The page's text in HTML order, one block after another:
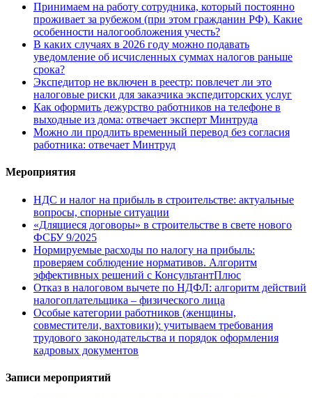
Принимаем на работу сотрудника, который постоянно
проживает за рубежом (при этом гражданин РФ). Какие
особенности налогообложения учесть?
В каких случаях в 2026 году можно подавать
уведомление об исчисленных суммах налогов раньше
срока?
Экспедитор не включен в реестр: повлечет ли это
налоговые риски для заказчика экспедиторских услуг
Как оформить дежурство работников на телефоне в
выходные из дома: отвечает эксперт Минтруда
Можно ли продлить временный перевод без согласия
работника: отвечает Минтруд
Мероприятия
НДС и налог на прибыль в строительстве: актуальные
вопросы, спорные ситуации
«Длящиеся договоры» в строительстве в свете нового
ФСБУ 9/2025
Нормируемые расходы по налогу на прибыль:
проверяем соблюдение нормативов. Алгоритм
эффективных решений с КонсультантПлюс
Отказ в налоговом вычете по НДФЛ: алгоритм действий
налогоплательщика – физического лица
Особые категории работников (женщины,
совместители, вахтовики): учитываем требования
трудового законодательства и порядок оформления
кадровых документов
Записи мероприятий